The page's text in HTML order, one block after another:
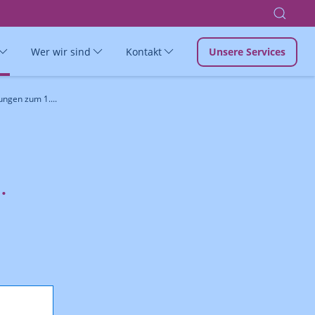
Wer wir sind Kontakt Unsere Services
zum 1....